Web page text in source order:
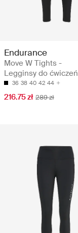
Endurance
Move W Tights -
Legginsy do ćwiczeń
36 38 40 42 44
216.75 zł 289 zł